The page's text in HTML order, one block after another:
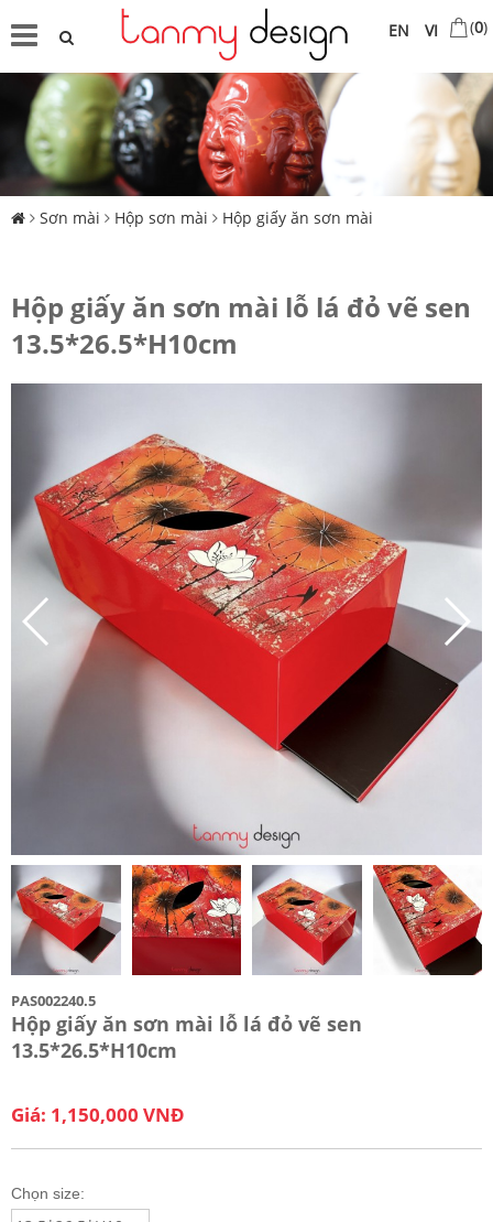
VI
EN (0)
Sơn mài Hộp sơn mài Hộp giấy ăn sơn mài
Hộp giấy ăn sơn mài lỗ lá đỏ vẽ sen
13.5*26.5*H10cm
PAS002240.5
Hộp giấy ăn sơn mài lỗ lá đỏ vẽ sen
13.5*26.5*H10cm
Giá: 1,150,000 VNĐ
Chọn size: